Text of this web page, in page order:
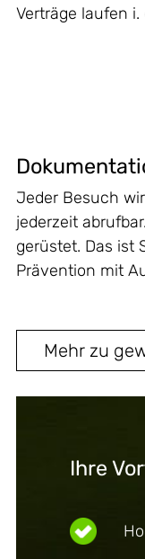
Verträge laufen i.
Jeder Besuch
jederzeit
gerüstet. Das ist
Prävention mit
Mehr zu
Ihre